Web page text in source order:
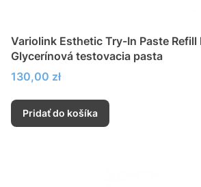
Variolink Esthetic Try-In Paste Refill
Glycerínová testovacia pasta
Cena
130,00 zł
Pridať do košíka